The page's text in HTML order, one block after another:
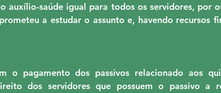
auxílio-saúde igual para todos os servidores, por
a estudar o assunto e, havendo recursos
o pagamento dos passivos relacionado aos
dos servidores que possuem o passivo a